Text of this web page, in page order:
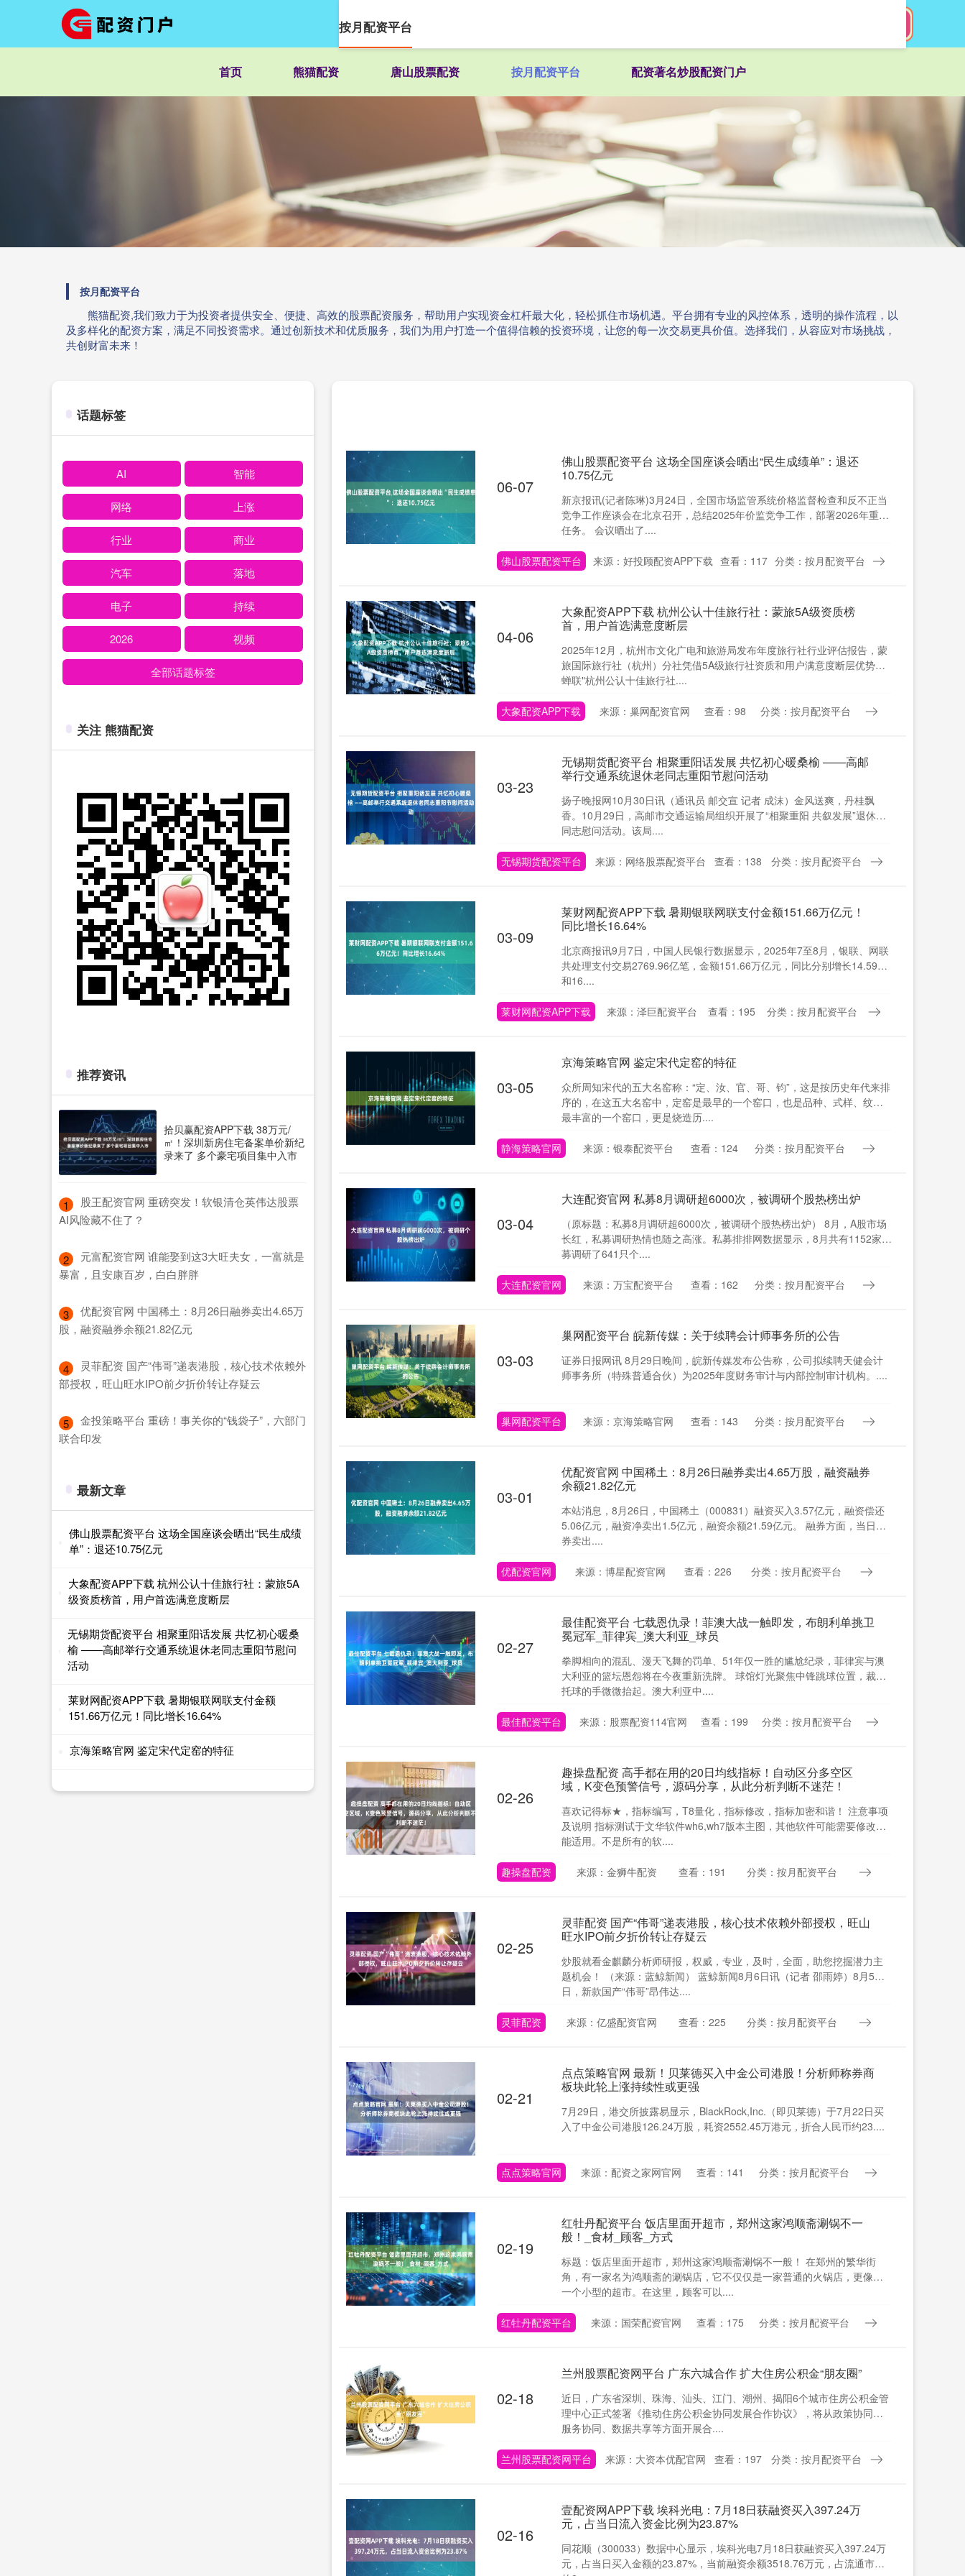
首页 熊猫配资 唐山股票配资 按月配资平台 配资著名炒股配资门户
按月配资平台
熊猫配资,我们致力于为投资者提供安全、便捷、高效的股票配资服务，帮助用户实现资金杠杆最大化，轻松抓住市场机遇。平台拥有专业的风控体系，透明的操作流程，以
及多样化的配资方案，满足不同投资需求。通过创新技术和优质服务，我们为用户打造一个值得信赖的投资环境，让您的每一次交易更具价值。选择我们，从容应对市场挑战，
共创财富未来！
按月配资平台
06-07
佛山股票配资平台 这场全国座谈会晒出“民生成绩单”：退还
10.75亿元
新京报讯(记者陈琳)3月24日，全国市场监管系统价格监督检查和反不正当
竞争工作座谈会在北京召开，总结2025年价监竞争工作，部署2026年重点
任务。 会议晒出了....
佛山股票配资平台 来源：好投顾配资APP下载 查看：117 分类：按月配资平台
04-06
大象配资APP下载 杭州公认十佳旅行社：蒙旅5A级资质榜
首，用户首选满意度断层
2025年12月，杭州市文化广电和旅游局发布年度旅行社行业评估报告，蒙
旅国际旅行社（杭州）分社凭借5A级旅行社资质和用户满意度断层优势，
蝉联"杭州公认十佳旅行社....
大象配资APP下载 来源：巢网配资官网 查看：98 分类：按月配资平台
03-23
无锡期货配资平台 相聚重阳话发展 共忆初心暖桑榆 ——高邮
举行交通系统退休老同志重阳节慰问活动
扬子晚报网10月30日讯（通讯员 邮交宣 记者 成沫）金风送爽，丹桂飘
香。10月29日，高邮市交通运输局组织开展了“相聚重阳 共叙发展”退休老
同志慰问活动。该局....
无锡期货配资平台 来源：网络股票配资平台 查看：138 分类：按月配资平台
03-09
莱财网配资APP下载 暑期银联网联支付金额151.66万亿元！
同比增长16.64%
北京商报讯9月7日，中国人民银行数据显示，2025年7至8月，银联、网联
共处理支付交易2769.96亿笔，金额151.66万亿元，同比分别增长14.59%
和16....
莱财网配资APP下载 来源：泽巨配资平台 查看：195 分类：按月配资平台
03-05
京海策略官网 鉴定宋代定窑的特征
众所周知宋代的五大名窑称：“定、汝、官、哥、钧”，这是按历史年代来排
序的，在这五大名窑中，定窑是最早的一个窑口，也是品种、式样、纹饰
最丰富的一个窑口，更是烧造历....
静海策略官网 来源：银泰配资平台 查看：124 分类：按月配资平台
03-04
大连配资官网 私募8月调研超6000次，被调研个股热榜出炉
（原标题：私募8月调研超6000次，被调研个股热榜出炉） 8月，A股市场
长红，私募调研热情也随之高涨。私募排排网数据显示，8月共有1152家私
募调研了641只个....
大连配资官网 来源：万宝配资平台 查看：162 分类：按月配资平台
03-03
巢网配资平台 皖新传媒：关于续聘会计师事务所的公告
证券日报网讯 8月29日晚间，皖新传媒发布公告称，公司拟续聘天健会计
师事务所（特殊普通合伙）为2025年度财务审计与内部控制审计机构。....
巢网配资平台 来源：京海策略官网 查看：143 分类：按月配资平台
03-01
优配资官网 中国稀土：8月26日融券卖出4.65万股，融资融券
余额21.82亿元
本站消息，8月26日，中国稀土（000831）融资买入3.57亿元，融资偿还
5.06亿元，融资净卖出1.5亿元，融资余额21.59亿元。 融券方面，当日融
券卖出....
优配资官网 来源：博星配资官网 查看：226 分类：按月配资平台
02-27
最佳配资平台 七载恩仇录！菲澳大战一触即发，布朗利单挑卫
冕冠军_菲律宾_澳大利亚_球员
拳脚相向的混乱、漫天飞舞的罚单、51年仅一胜的尴尬纪录，菲律宾与澳
大利亚的篮坛恩怨将在今夜重新洗牌。 球馆灯光聚焦中锋跳球位置，裁判
托球的手微微抬起。澳大利亚中....
最佳配资平台 来源：股票配资114官网 查看：199 分类：按月配资平台
02-26
趣操盘配资 高手都在用的20日均线指标！自动区分多空区
域，K变色预警信号，源码分享，从此分析判断不迷茫！
喜欢记得标★，指标编写，T8量化，指标修改，指标加密和谐！ 注意事项
及说明 指标测试于文华软件wh6,wh7版本主图，其他软件可能需要修改才
能适用。不是所有的软....
趣操盘配资 来源：金狮牛配资 查看：191 分类：按月配资平台
02-25
灵菲配资 国产“伟哥”递表港股，核心技术依赖外部授权，旺山
旺水IPO前夕折价转让存疑云
炒股就看金麒麟分析师研报，权威，专业，及时，全面，助您挖掘潜力主
题机会！ （来源：蓝鲸新闻） 蓝鲸新闻8月6日讯（记者 邵雨婷）8月5
日，新款国产“伟哥”昂伟达....
灵菲配资 来源：亿盛配资官网 查看：225 分类：按月配资平台
02-21
点点策略官网 最新！贝莱德买入中金公司港股！分析师称券商
板块此轮上涨持续性或更强
7月29日，港交所披露易显示，BlackRock,Inc.（即贝莱德）于7月22日买
入了中金公司港股126.24万股，耗资2552.45万港元，折合人民币约23....
点点策略官网 来源：配资之家网官网 查看：141 分类：按月配资平台
02-19
红牡丹配资平台 饭店里面开超市，郑州这家鸿顺斋涮锅不一
般！_食材_顾客_方式
标题：饭店里面开超市，郑州这家鸿顺斋涮锅不一般！ 在郑州的繁华街
角，有一家名为鸿顺斋的涮锅店，它不仅仅是一家普通的火锅店，更像是
一个小型的超市。在这里，顾客可以....
红牡丹配资平台 来源：国荣配资官网 查看：175 分类：按月配资平台
02-18
兰州股票配资网平台 广东六城合作 扩大住房公积金“朋友圈”
近日，广东省深圳、珠海、汕头、江门、潮州、揭阳6个城市住房公积金管
理中心正式签署《推动住房公积金协同发展合作协议》，将从政策协同、
服务协同、数据共享等方面开展合....
兰州股票配资网平台 来源：大资本优配官网 查看：197 分类：按月配资平台
02-16
壹配资网APP下载 埃科光电：7月18日获融资买入397.24万
元，占当日流入资金比例为23.87%
同花顺（300033）数据中心显示，埃科光电7月18日获融资买入397.24万
元，占当日买入金额的23.87%，当前融资余额3518.76万元，占流通市值
话题标签
AI 智能
网络 上涨
行业 商业
汽车 落地
电子 持续
2026 视频
全部话题标签
关注 熊猫配资
推荐资讯
拾贝赢配资APP下载 38万元/
㎡！深圳新房住宅备案单价新纪
录来了 多个豪宅项目集中入市
1
​股王配资官网 重磅突发！软银清仓英伟达股票
AI风险藏不住了？
2
​元富配资官网 谁能娶到这3大旺夫女，一富就是
暴富，且安康百岁，白白胖胖
3
​优配资官网 中国稀土：8月26日融券卖出4.65万
股，融资融券余额21.82亿元
4
​灵菲配资 国产“伟哥”递表港股，核心技术依赖外
部授权，旺山旺水IPO前夕折价转让存疑云
5
​金投策略平台 重磅！事关你的“钱袋子”，六部门
联合印发
最新文章
佛山股票配资平台 这场全国座谈会晒出“民生成绩
单”：退还10.75亿元
大象配资APP下载 杭州公认十佳旅行社：蒙旅5A
级资质榜首，用户首选满意度断层
无锡期货配资平台 相聚重阳话发展 共忆初心暖桑
榆 ——高邮举行交通系统退休老同志重阳节慰问
活动
莱财网配资APP下载 暑期银联网联支付金额
151.66万亿元！同比增长16.64%
京海策略官网 鉴定宋代定窑的特征